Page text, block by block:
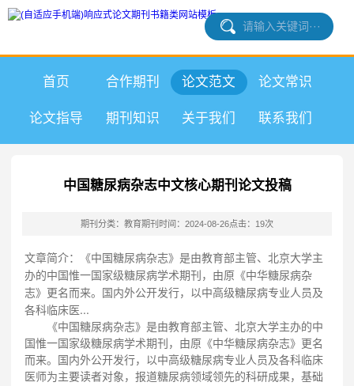
首页 合作期刊 论文范文 论文常识
论文指导 期刊知识 关于我们 联系我们
中国糖尿病杂志中文核心期刊论文投稿
期刊分类：教育期刊 时间：2024-08-26点击：19次
文章简介：《中国糖尿病杂志》是由教育部主管、北京大学主
办的中国惟一国家级糖尿病学术期刊，由原《中华糖尿病杂
志》更名而来。国内外公开发行，以中高级糖尿病专业人员及
各科临床医...
《中国糖尿病杂志》是由教育部主管、北京大学主办的中
国惟一国家级糖尿病学术期刊，由原《中华糖尿病杂志》更名
而来。国内外公开发行，以中高级糖尿病专业人员及各科临床
医师为主要读者对象，报道糖尿病领域领先的科研成果，基础